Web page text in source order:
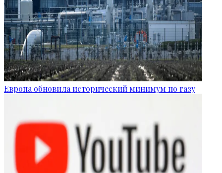
Европа обновила исторический минимум по газу